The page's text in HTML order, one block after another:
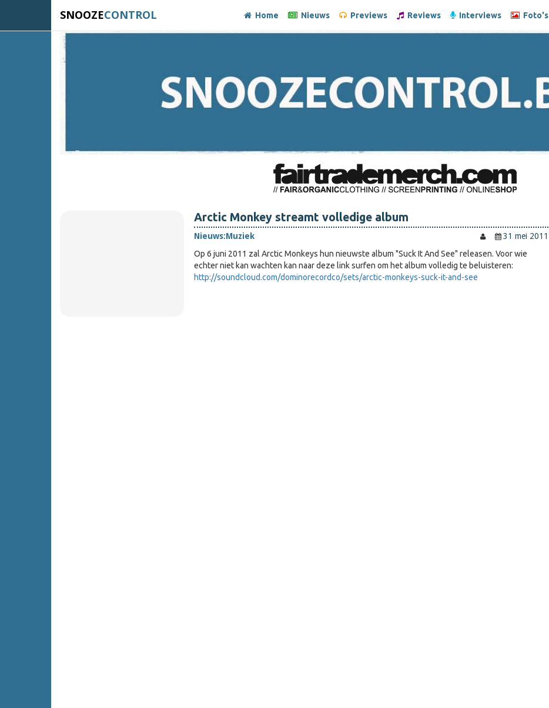
SNOOZECONTROL Home Nieuws Previews Reviews Interviews Foto's
Arctic Monkey streamt volledige album
Nieuws:Muziek
31 mei 2011
Op 6 juni 2011 zal Arctic Monkeys hun nieuwste album "Suck It And See" releasen. Voor wie
echter niet kan wachten kan naar deze link surfen om het album volledig te beluisteren:
http://soundcloud.com/dominorecordco/sets/arctic-monkeys-suck-it-and-see